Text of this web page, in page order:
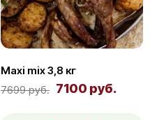
Maxi mix 3,8 кг
7699 руб. 7100 руб.